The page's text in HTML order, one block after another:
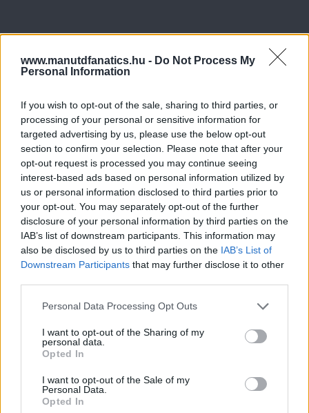
www.manutdfanatics.hu - Do Not Process My
Personal Information
If you wish to opt-out of the sale, sharing to third parties, or
processing of your personal or sensitive information for
targeted advertising by us, please use the below opt-out
section to confirm your selection. Please note that after your
opt-out request is processed you may continue seeing
interest-based ads based on personal information utilized by
us or personal information disclosed to third parties prior to
your opt-out. You may separately opt-out of the further
disclosure of your personal information by third parties on the
IAB’s list of downstream participants. This information may
also be disclosed by us to third parties on the IAB’s List of
Downstream Participants that may further disclose it to other
Please note that this website/app uses one or more Google
not limited to your visit or usage behaviour. You may click to
grant or deny consent to Google and its third-party tags to
use your data for below specified purposes in below Google
consent section.
Personal Data Processing Opt Outs
I want to opt-out of the Sharing of my
personal data.
Opted In
I want to opt-out of the Sale of my
Personal Data.
Opted In